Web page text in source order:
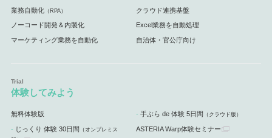
業務自動化（RPA） クラウド連携基盤
ノーコード開発＆内製化 Excel業務を自動処理
マーケティング業務を自動化 自治体・官公庁向け
体験してみよう
無料体験版 手ぶら de 体験 5日間 （クラウド版）
じっくり 体験 30日間 （オンプレミス ASTERIA Warp体験セミナー